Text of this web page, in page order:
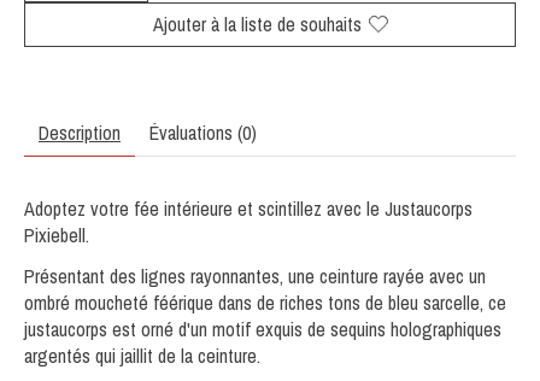
Ajouter à la liste de souhaits
Description Évaluations (0)
Adoptez votre fée intérieure et scintillez avec le Justaucorps
Pixiebell.
Présentant des lignes rayonnantes, une ceinture rayée avec un
ombré moucheté féérique dans de riches tons de bleu sarcelle, ce
justaucorps est orné d'un motif exquis de sequins holographiques
argentés qui jaillit de la ceinture.